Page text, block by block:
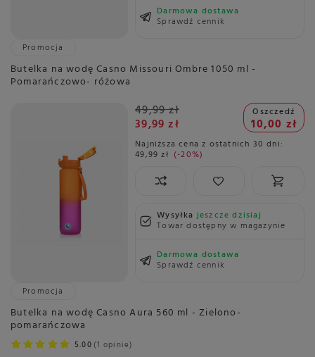
Darmowa dostawa
Sprawdź cennik
Promocja
Butelka na wodę Casno Missouri Ombre 1050 ml -
Pomarańczowo- różowa
49,99 zł
39,99 zł
Oszczedź
10,00 zł
Najniższa cena z ostatnich 30 dni:
49,99 zł -20%
Wysyłkajeszcze dzisiaj
Towar dostępny w magazynie
Darmowa dostawa
Sprawdź cennik
Promocja
Butelka na wodę Casno Aura 560 ml - Zielono-
pomarańczowa
5.00 1 opinie